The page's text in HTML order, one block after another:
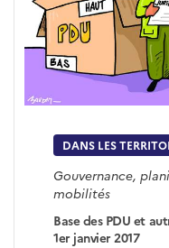
DANS LES
Gouvernance,
mobilités
Base des PDU et
1er janvier 2017